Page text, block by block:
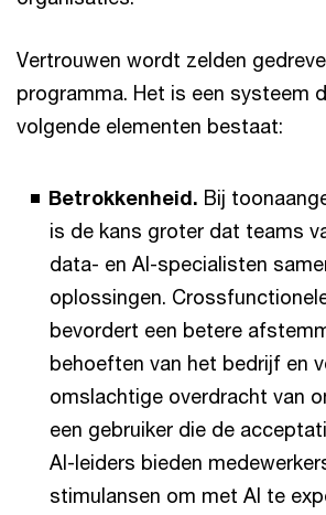
Vertrouwen wordt zelden
programma. Het is een systeem
volgende elementen bestaat:
Betrokkenheid. Bij
is de kans groter dat teams
data- en AI-specialisten
oplossingen.
bevordert een betere
behoeften van het bedrijf en
omslachtige overdracht van
een gebruiker die de
AI-leiders bieden
stimulansen om met AI te